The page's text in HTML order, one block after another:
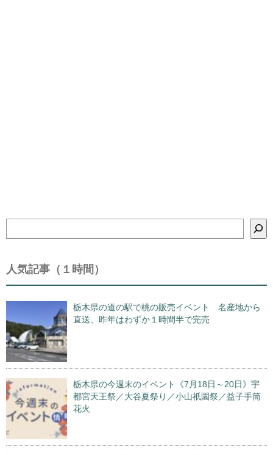
人気記事（１時間）
栃木県の道の駅で桃の販売イベント 名産地から
直送、昨年はわずか１時間半で完売
栃木県の今週末のイベント《7月18日～20日》宇
都宮天王祭／大谷夏祭り／小山祇園祭／益子手筒
花火